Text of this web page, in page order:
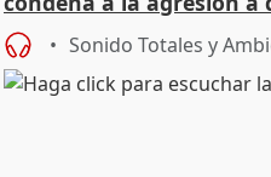
Urgencias
Sonido Totales y